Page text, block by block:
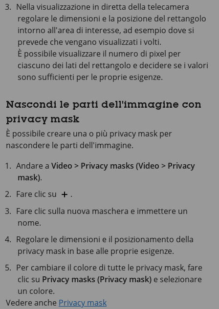
Nella visualizzazione in diretta della telecamera
regolare le dimensioni e la posizione del rettangolo
intorno all'area di interesse, ad esempio dove si
prevede che vengano visualizzati i volti.
È possibile visualizzare il numero di pixel per
ciascuno dei lati del rettangolo e decidere se i valori
sono sufficienti per le proprie esigenze.
Nascondi le parti dell'immagine con
privacy mask
È possibile creare una o più privacy mask per
nascondere le parti dell'immagine.
Andare aVideo > Privacy masks (Video > Privacy
mask).
Fare clic su
.
Fare clic sulla nuova maschera e immettere un
nome.
Regolare le dimensioni e il posizionamento della
privacy mask in base alle proprie esigenze.
Per cambiare il colore di tutte le privacy mask, fare
clic su Privacy masks (Privacy mask) e selezionare
un colore.
Vedere anche Privacy mask